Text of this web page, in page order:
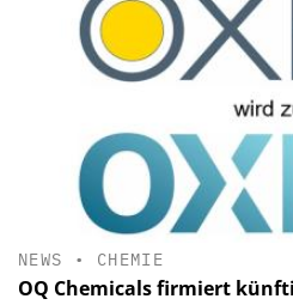
NEWS • CHEMIE
OQ Chemicals firmiert